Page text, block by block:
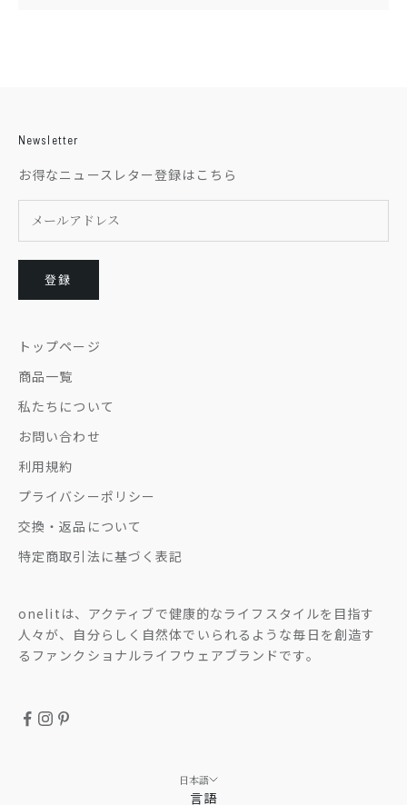
Newsletter
お得なニュースレター登録はこちら
登録
トップページ
商品一覧
私たちについて
お問い合わせ
利用規約
プライバシーポリシー
交換・返品について
特定商取引法に基づく表記
onelitは、アクティブで健康的なライフスタイルを目指す
人々が、自分らしく自然体でいられるような毎日を創造す
るファンクショナルライフウェアブランドです。
日本語
言語